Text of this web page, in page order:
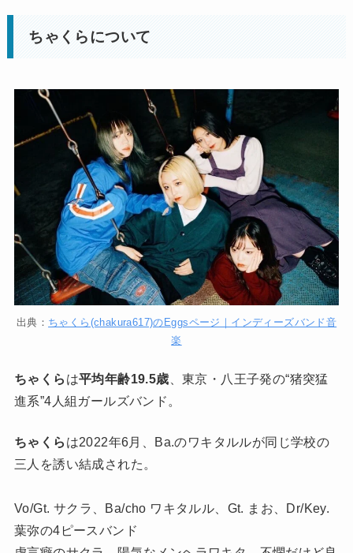
ちゃくらについて
出典： ちゃくら(chakura617)のEggsページ｜インディーズバンド音
楽
ちゃくら は平均年齢19.5歳 、東京・八王子発の“猪突猛
進系”4人組ガールズバンド。
ちゃくら は2022年6月、Ba.のワキタルルが同じ学校の
三人を誘い結成された。
Vo/Gt. サクラ、Ba/cho ワキタルル、Gt. まお、Dr/Key.
葉弥の4ピースバンド